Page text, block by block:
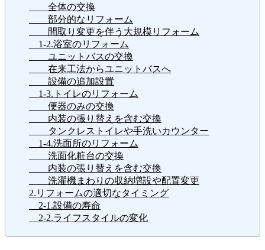
全体の交換
部分的なリフォーム
間取り変更を伴う大規模リフォーム
1-2.浴室のリフォーム
ユニットバスの交換
在来工法からユニットバスへ
設備の追加設置
1-3.トイレのリフォーム
便器のみの交換
内装の張り替えを含む交換
タンクレストイレや手洗いカウンター
1-4.洗面所のリフォーム
洗面化粧台の交換
内装の張り替えを含む交換
洗濯機まわりの収納増設や配置変更
2.リフォームの適切なタイミング
2-1.設備の寿命
2-2.ライフスタイルの変化